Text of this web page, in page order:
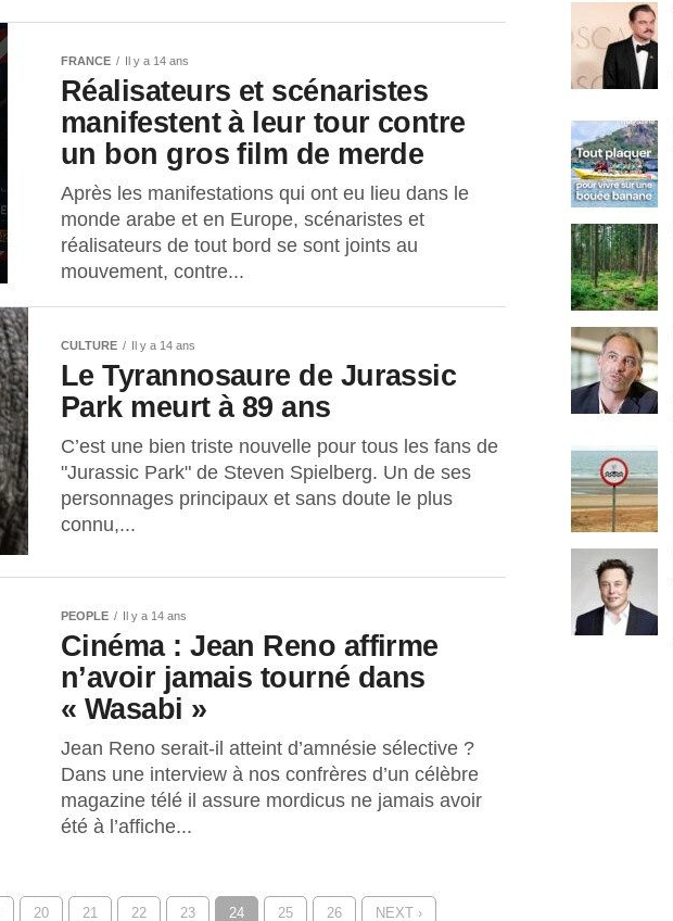
FRANCE Il y a 14 ans
Réalisateurs et scénaristes
manifestent à leur tour contre
un bon gros film de merde
Après les manifestations qui ont eu lieu dans le
monde arabe et en Europe, scénaristes et
réalisateurs de tout bord se sont joints au
mouvement, contre...
CULTURE Il y a 14 ans
Le Tyrannosaure de Jurassic
Park meurt à 89 ans
C’est une bien triste nouvelle pour tous les fans de
"Jurassic Park" de Steven Spielberg. Un de ses
personnages principaux et sans doute le plus
connu,...
PEOPLE Il y a 14 ans
Cinéma : Jean Reno affirme
n’avoir jamais tourné dans
« Wasabi »
Jean Reno serait-il atteint d’amnésie sélective ?
Dans une interview à nos confrères d’un célèbre
magazine télé il assure mordicus ne jamais avoir
été à l’affiche...
20 21 22 23 24 25 26 NEXT ›